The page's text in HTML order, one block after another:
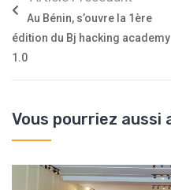
Au Bénin, s’ouvre la 1ère
édition du Bj hacking academy
1.0
Vous pourriez aussi